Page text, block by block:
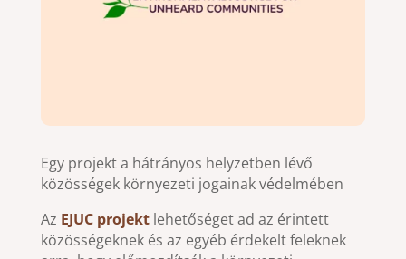
Egy projekt a hátrányos helyzetben lévő
közösségek környezeti jogainak védelmében
Az EJUC projektlehetőséget ad az érintett
közösségeknek és az egyéb érdekelt feleknek